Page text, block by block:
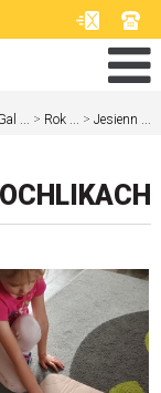
... > Rok ... > Jesienn ...